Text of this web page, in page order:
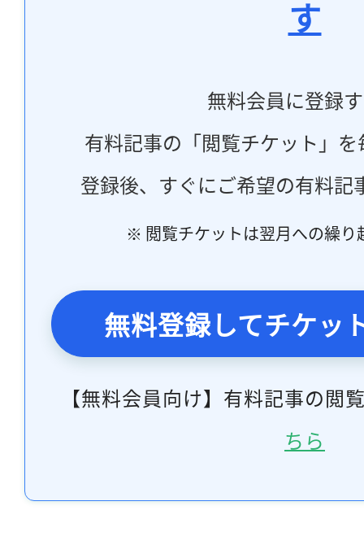
す
無料会員に登録
有料記事の「閲覧チケット」
登録後、すぐにご希望の有料記
※ 閲覧チケットは翌月への繰り
無料登録してチケッ
【無料会員向け】有料記事の閲
ちら